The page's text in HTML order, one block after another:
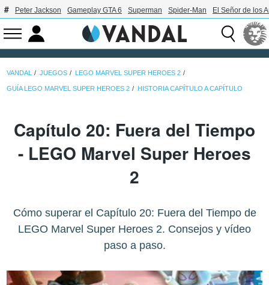
Peter Jackson Gameplay GTA 6 Superman Spider-Man El Señor de los
VANDAL JUEGOS LEGO MARVEL SUPER HEROES 2
GUÍA LEGO MARVEL SUPER HEROES 2 HISTORIA CAPÍTULO A CAPÍTULO
Capítulo 20: Fuera del Tiempo
- LEGO Marvel Super Heroes
2
Cómo superar el Capítulo 20: Fuera del Tiempo de
LEGO Marvel Super Heroes 2. Consejos y vídeo
paso a paso.